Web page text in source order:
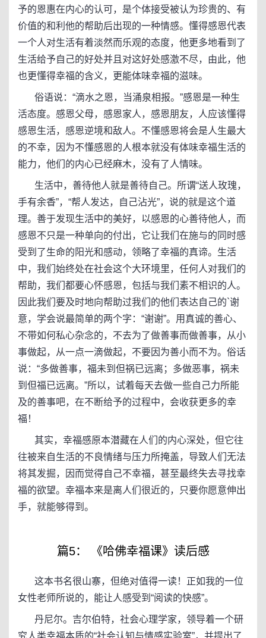
予的恩惠在内心的认可，是个体接受被认为珍贵的、有
价值的和利他的帮助后出现的一种情感。懂得感恩代表
一个人对生活有着淡然而乐观的态度，他更多地看到了
生活给予自己的好处并且对这好处感激不尽，由此，他
也更懂得幸福的含义，更能体味幸福的滋味。
俗语说：“滴水之恩，当涌泉相报。”感恩是一种生
活态度。感恩父母，感恩家人，感恩朋友，人应该懂得
感恩生活，感恩逆境和敌人。不懂感恩将会是人生最大
的不幸，因为不懂感恩的人根本就没有体味幸福生活的
能力，他们的内心已经麻木，没有了人情味。
生活中，善待他人就是善待自己。所谓“送人玫瑰，
手有余香”，“帮人发达，自己沾光”，说的就是这个道
理。善于发现生活中的美好，以感恩的心善待他人，而
感恩不只是一种单向的付出，它让我们在施与的同时感
受到了生命的阳光和感动，领略了幸福的真谛。生活
中，我们始终处在社会这个大环境里，任何人对我们的
帮助，我们都要心怀感恩，包括与我们素不相识的人。
因此我们要及时地向帮助过我们的他们表达自己的`谢
意，学会说最简单的两个字：“谢谢”。用真诚的善心、
不带如何私心杂念的，不去为了做善事而做善事，从小
事做起，从一点一滴做起，不要因为善小而不为。俗话
说：“多做善事，福未到但祸已远离；多做恶事，祸未
到但福已远离。”所以，试着每天去做一些自己力所能
及的善事吧，在不断给予的过程中，会收获更多的幸
福！
其实，幸福感原本潜藏在人们的内心深处，但它往
往被来自生活的不良情绪与压力所掩盖，导致人们无法
将其发掘，因而觉得自己不幸福，甚至最终失去寻找幸
福的欲望。幸福本来是离人们很近的，只要你愿意伸出
手，就能够得到。
篇5： 《哈佛幸福课》读后感
这本书名很山寨，但绝对值得一读！正如我的一位
女性老师所说的，能让人感受到“阅读的快感”。
丹尼尔。吉尔伯特，社会心理学家，领导着一个研
究人类幸福本质的“社会认知与情感实验室”，并提出了